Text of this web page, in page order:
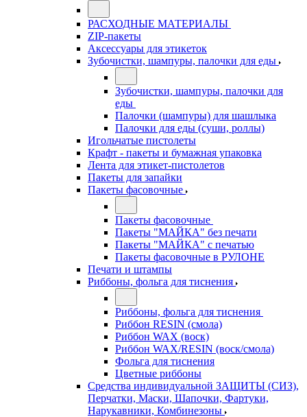
РАСХОДНЫЕ МАТЕРИАЛЫ
ZIP-пакеты
Аксессуары для этикеток
Зубочистки, шампуры, палочки для еды
Зубочистки, шампуры, палочки для
еды
Палочки (шампуры) для шашлыка
Палочки для еды (суши, роллы)
Игольчатые пистолеты
Крафт - пакеты и бумажная упаковка
Лента для этикет-пистолетов
Пакеты для запайки
Пакеты фасовочные
Пакеты фасовочные
Пакеты "МАЙКА" без печати
Пакеты "МАЙКА" с печатью
Пакеты фасовочные в РУЛОНЕ
Печати и штампы
Риббоны, фольга для тиснения
Риббоны, фольга для тиснения
Риббон RESIN (смола)
Риббон WAX (воск)
Риббон WAX/RESIN (воск/смола)
Фольга для тиснения
Цветные риббоны
Средства индивидуальной ЗАЩИТЫ (СИЗ),
Перчатки, Маски, Шапочки, Фартуки,
Нарукавники, Комбинезоны